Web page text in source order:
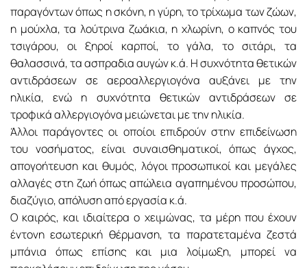
παραγόντων όπως η σκόνη, η γύρη, το τρίχωμα των ζώων,
η μούχλα, τα λούτρινα ζωάκια, η χλωρίνη, ο καπνός του
τσιγάρου, οι ξηροί καρποί, το γάλα, το σιτάρι, τα
θαλασσινά, τα ασπραδια αυγών κ.ά. Η συχνότητα θετικών
αντιδράσεων σε αεροαλλεργιογόνα αυξάνει με την
ηλικία, ενώ η συχνότητα θετικών αντιδράσεων σε
τροφικά αλλεργιογόνα μειώνεται με την ηλικία.
Άλλοι παράγοντες οι οποίοι επιδρούν στην επιδείνωση
του νοσήματος, είναι συναισθηματικοί, όπως άγχος,
απογοήτευση και θυμός, λόγοι προσωπικοί και μεγάλες
αλλαγές στη ζωή όπως απώλεια αγαπημένου προσώπου,
διαζύγιο, απόλυση από εργασία κ.ά.
Ο καιρός, και ιδιαίτερα ο χειμώνας, τα μέρη που έχουν
έντονη εσωτερική θέρμανση, τα παρατεταμένα ζεστά
μπάνια όπως επίσης και μια λοίμωξη, μπορεί να